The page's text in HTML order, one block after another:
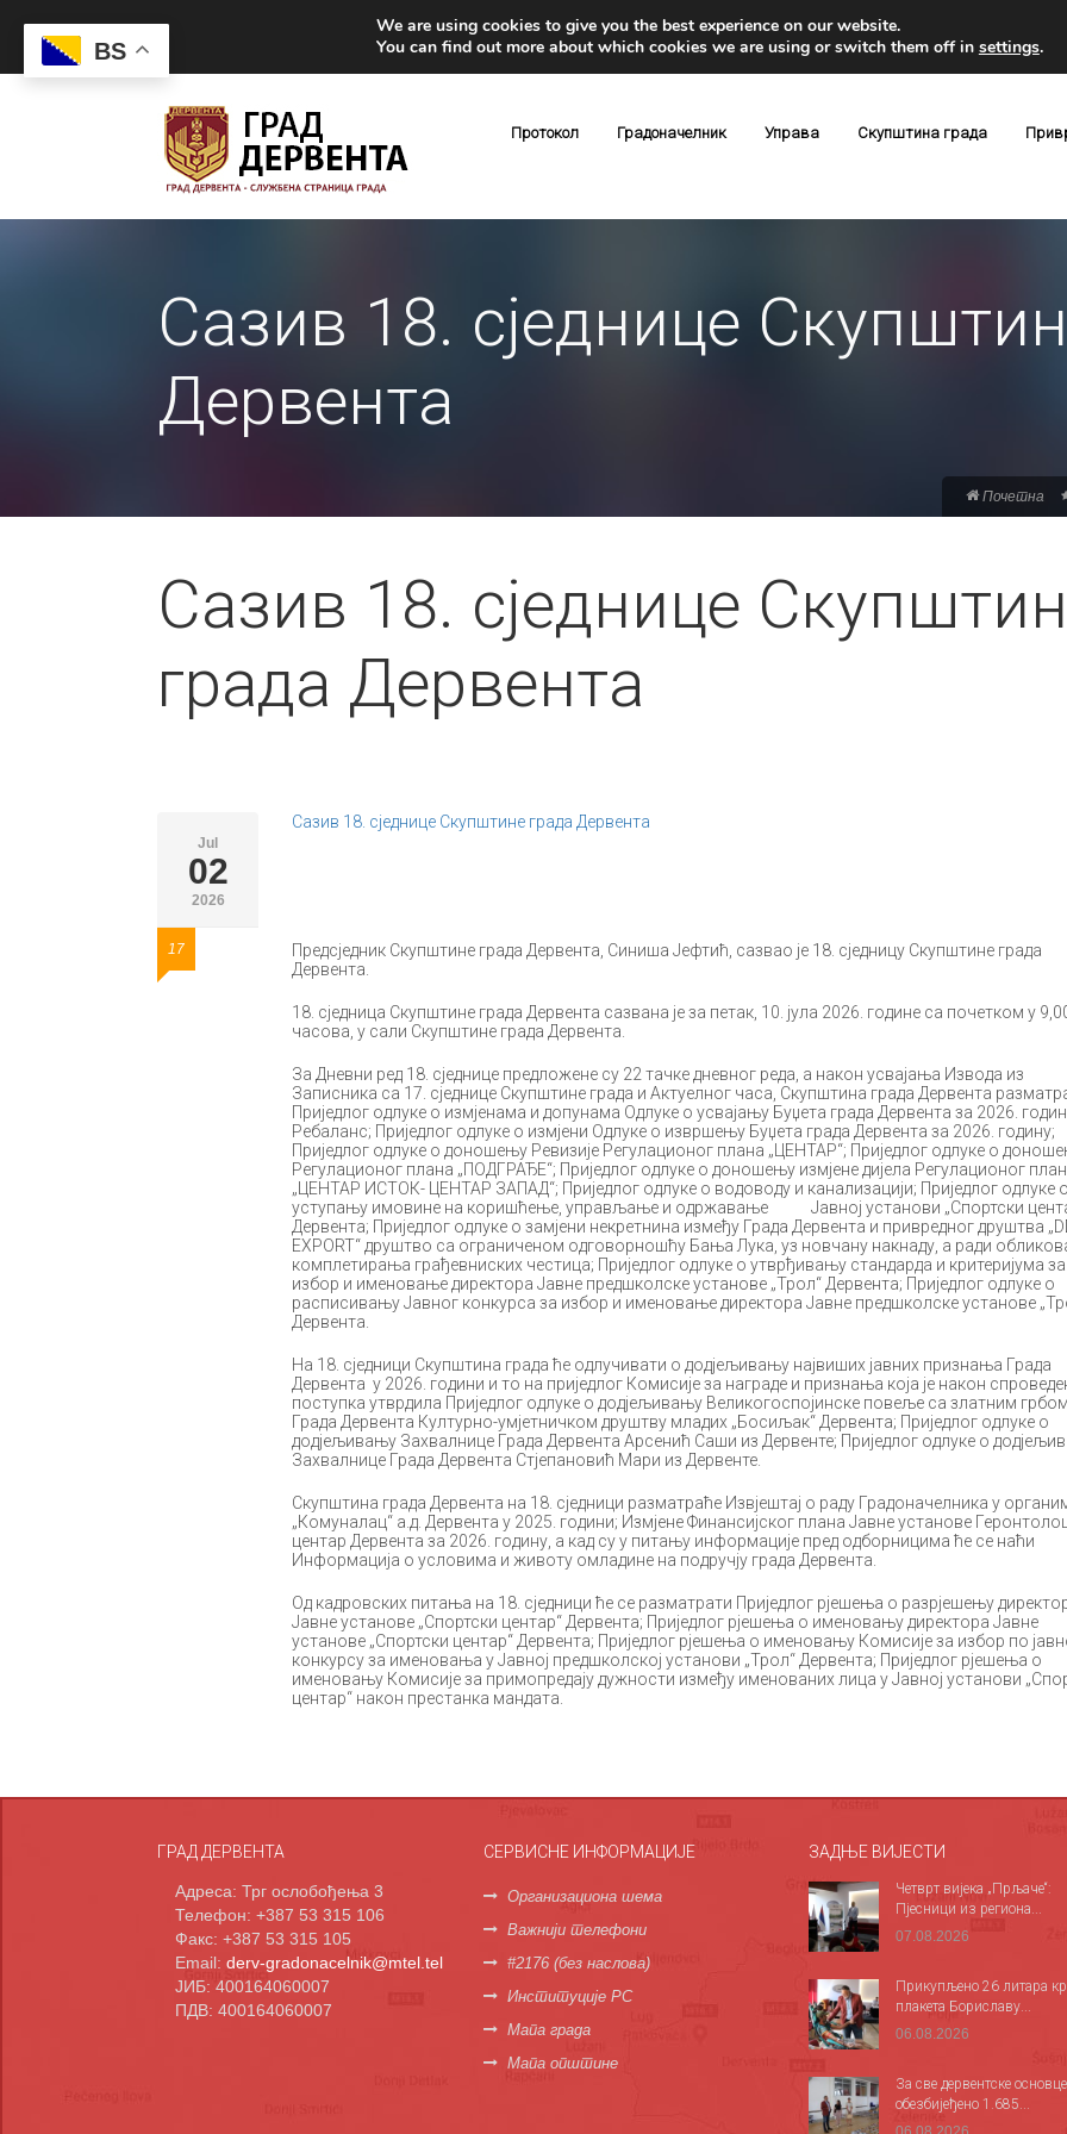
Протокол Градоначелник Управа Скупштина града
Сазив 18. сједнице
Дервента
Почетна
Сазив 18. сједнице
града Дервента
Jul
02
2026
17
Сазив 18. сједнице Скупштине града Дервента
Предсједник Скупштине града Дервента, Синиша Јефтић, сазвао је 18. сједницу Скупштине града
Дервента.
18. сједница Скупштине града Дервента сазвана је за петак, 10. јула 2026. године са почетком у
часова, у сали Скупштине града Дервента.
За Дневни ред 18. сједнице предложене су 22 тачке дневног реда, а након усвајања Извода из
Записника са 17. сједнице Скупштине града и Актуелног часа, Скупштина града Дервента
Приједлог одлуке о измјенама и допунама Одлуке о усвајању Буџета града Дервента за 2026.
Ребаланс; Приједлог одлуке о измјени Одлуке о извршењу Буџета града Дервента за 2026. годину;
Приједлог одлуке о доношењу Ревизије Регулационог плана „ЦЕНТАР“; Приједлог одлуке о
Регулационог плана „ПОДГРАЂЕ“; Приједлог одлуке о доношењу измјене дијела Регулационог
„ЦЕНТАР ИСТОК- ЦЕНТАР ЗАПАД“; Приједлог одлуке о водоводу и канализацији; Приједлог одлуке
уступању имовине на коришћење, управљање и одржавање Јавној установи „Спортски
Дервента; Приједлог одлуке о замјени некретнина између Града Дервента и привредног друштва
EXPORT“ друштво са ограниченом одговорношћу Бања Лука, уз новчану накнаду, а ради
комплетирања грађевниских честица; Приједлог одлуке о утврђивању стандарда и критеријума за
избор и именовање директора Јавне предшколске установе „Трол“ Дервента; Приједлог одлуке о
расписивању Јавног конкурса за избор и именовање директора Јавне предшколске установе
Дервента.
На 18. сједници Скупштина града ће одлучивати о додјељивању највиших јавних признања Града
Дервента у 2026. години и то на приједлог Комисије за награде и признања која је након
поступка утврдила Приједлог одлуке о додјељивању Великогоспојинске повеље са златним
Града Дервента Културно-умјетничком друштву младих „Босиљак“ Дервента; Приједлог одлуке о
додјељивању Захвалнице Града Дервента Арсенић Саши из Дервенте; Приједлог одлуке о
Захвалнице Града Дервента Стјепановић Мари из Дервенте.
Скупштина града Дервента на 18. сједници разматраће Извјештај о раду Градоначелника у
„Комуналац“ а.д. Дервента у 2025. години; Измјене Финансијског плана Јавне установе
центар Дервента за 2026. годину, а кад су у питању информације пред одборницима ће се наћи
Информација о условима и животу омладине на подручју града Дервента.
Од кадровских питања на 18. сједници ће се разматрати Приједлог рјешења о разрјешењу
Јавне установе „Спортски центар“ Дервента; Приједлог рјешења о именовању директора Јавне
установе „Спортски центар“ Дервента; Приједлог рјешења о именовању Комисије за избор по
конкурсу за именовања у Јавној предшколској установи „Трол“ Дервента; Приједлог рјешења о
именовању Комисије за примопредају дужности између именованих лица у Јавној установи
центар“ након престанка мандата.
ГРАД ДЕРВЕНТА
Адреса: Трг ослобођења 3
Телефон: +387 53 315 106
Факс: +387 53 315 105
Email: derv-gradonacelnik@mtel.tel
ЈИБ: 400164060007
ПДВ: 400164060007
СЕРВИСНЕ ИНФОРМАЦИЈЕ
Организациона шема
Важнији телефони
#2176 (без наслова)
Институције РС
Мапа града
Мапа општине
ЗАДЊЕ ВИЈЕСТИ
Четврт вијека „Прљаче“:
Пјесници из региона...
07.08.2026
Прикупљено 26 литара
плакета Бориславу...
06.08.2026
За све дервентске основце
обезбијеђено 1.685...
BS
We are using cookies to give you the best experience on our website.
You can find out more about which cookies we are using or switch them off in settings.